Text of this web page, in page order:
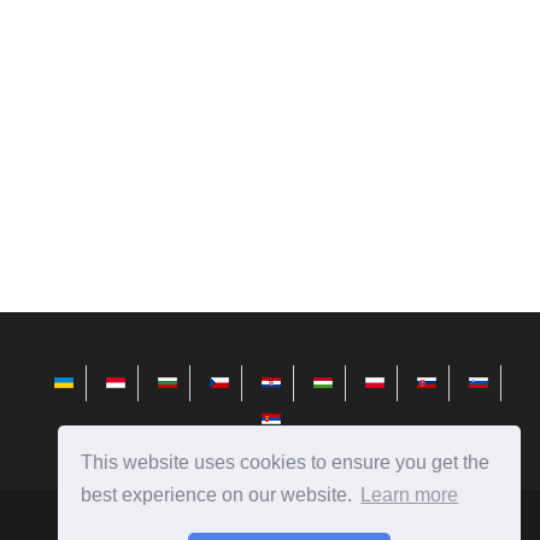
This website uses cookies to ensure you get the
best experience on our website.
Learn more
bg.avktarget.com Ⓒ2026